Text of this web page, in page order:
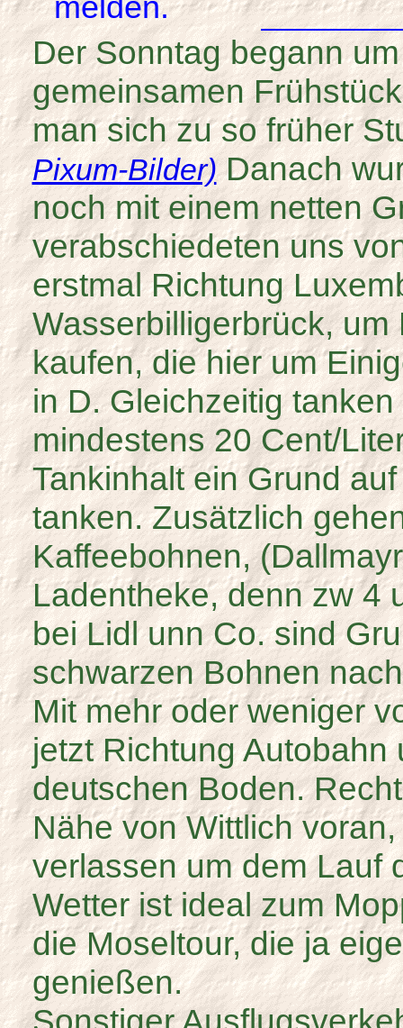
Der Sonntag begann
gemeinsamen
man sich zu so früher
Pixum-Bilder)Danach
noch mit einem netten
verabschiedeten uns
erstmal Richtung
Wasserbilligerbrück,
kaufen, die hier um
in D. Gleichzeitig
mindestens 20 Cent/
Tankinhalt ein Grund
tanken. Zusätzlich
Kaffeebohnen,
Ladentheke, denn zw 4
bei Lidl unn Co. sind
schwarzen Bohnen
Mit mehr oder weniger
jetzt Richtung Autobahn
deutschen Boden.
Nähe von Wittlich
verlassen um dem Lauf
Wetter ist ideal zum
die Moseltour, die ja
genießen.